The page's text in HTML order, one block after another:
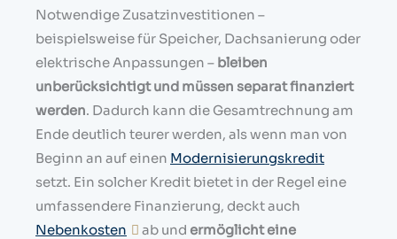
Notwendige Zusatzinvestitionen –
beispielsweise für Speicher, Dachsanierung oder
elektrische Anpassungen – bleiben
unberücksichtigt und müssen separat finanziert
werden. Dadurch kann die Gesamtrechnung am
Ende deutlich teurer werden, als wenn man von
Beginn an auf einen Modernisierungskredit
setzt. Ein solcher Kredit bietet in der Regel eine
umfassendere Finanzierung, deckt auch
Nebenkosten
ab und ermöglicht eine